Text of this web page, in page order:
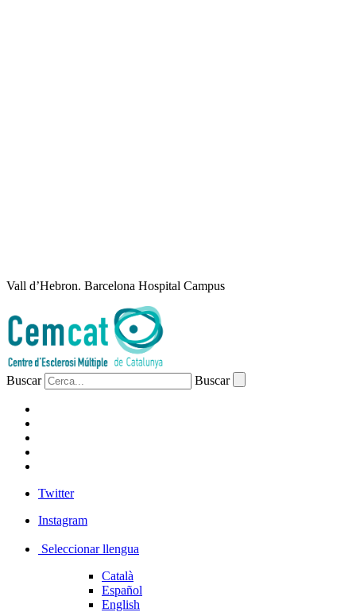
Vall d’Hebron. Barcelona Hospital Campus
Buscar Buscar
Twitter
Instagram
Seleccionar llengua
Català
Español
English